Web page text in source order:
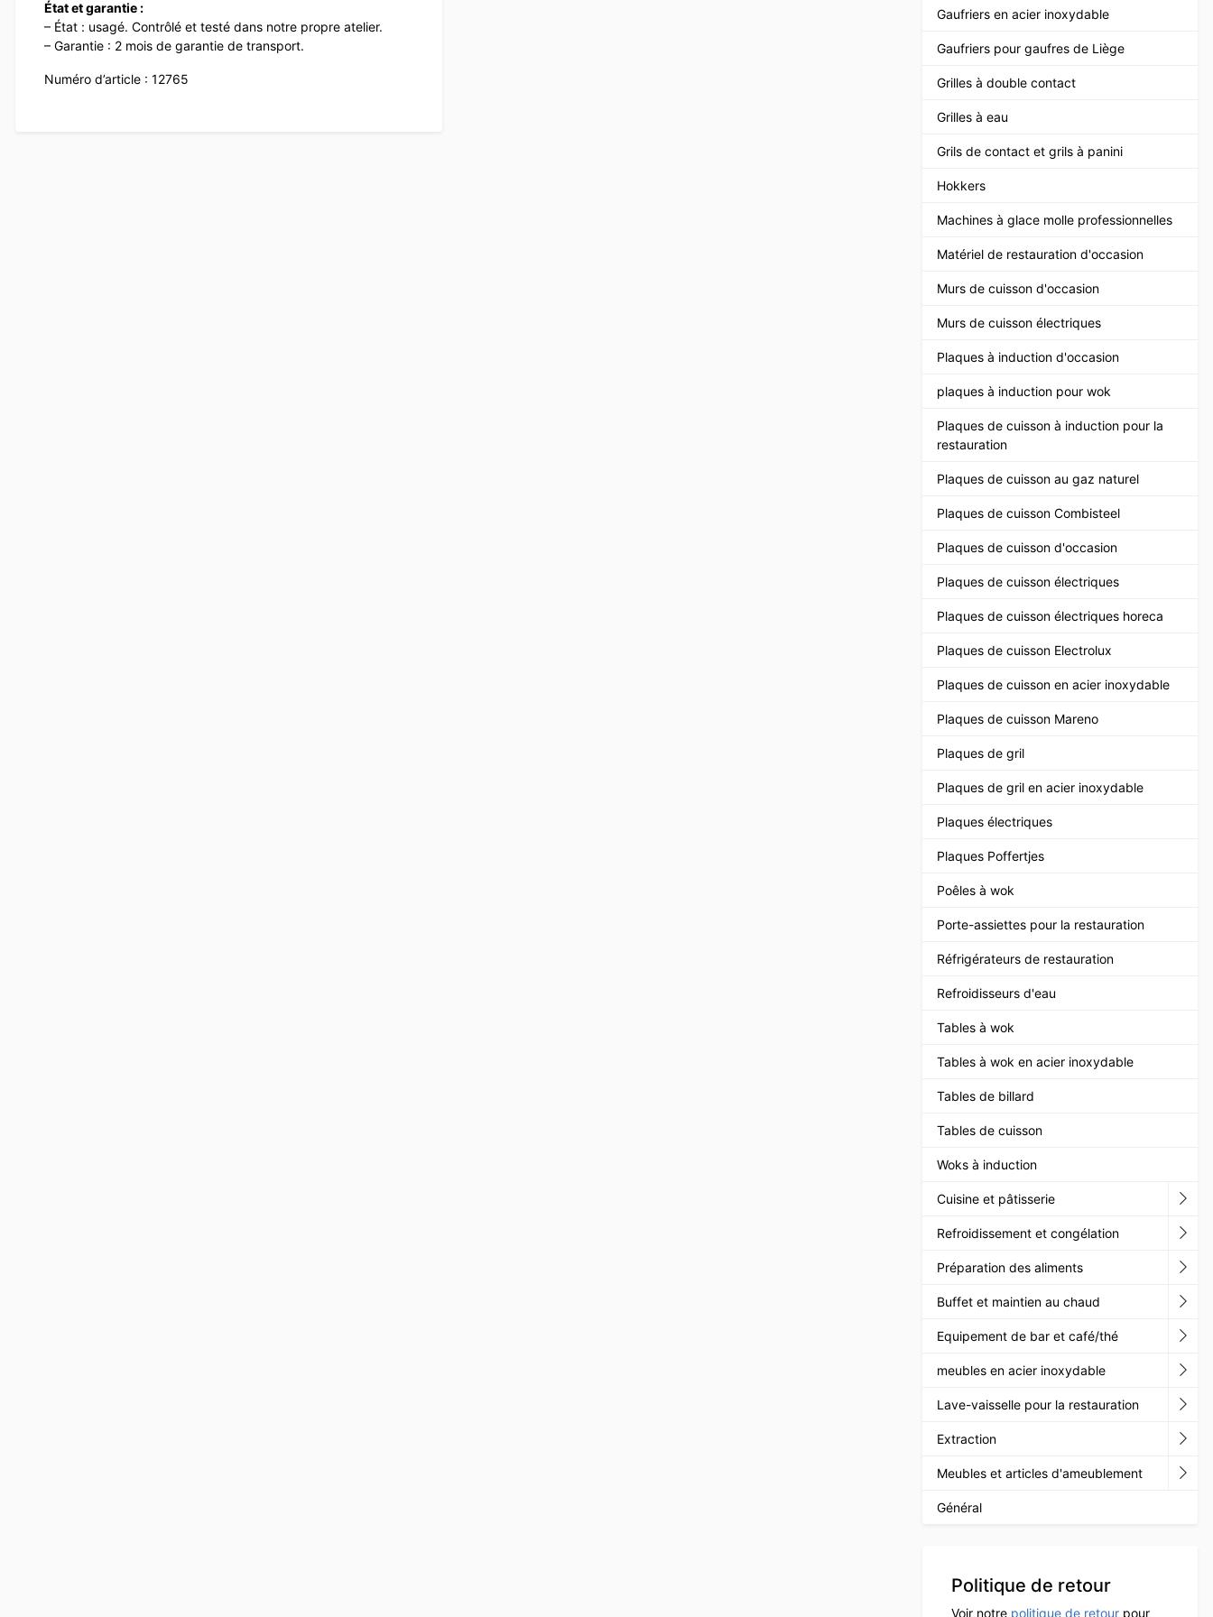
État et garantie :
– État : usagé. Contrôlé et testé dans notre propre atelier.
– Garantie : 2 mois de garantie de transport.
Numéro d’article : 12765
Gaufriers en acier inoxydable
Gaufriers pour gaufres de Liège
Grilles à double contact
Grilles à eau
Grils de contact et grils à panini
Hokkers
Machines à glace molle professionnelles
Matériel de restauration d'occasion
Murs de cuisson d'occasion
Murs de cuisson électriques
Plaques à induction d'occasion
plaques à induction pour wok
Plaques de cuisson à induction pour la
restauration
Plaques de cuisson au gaz naturel
Plaques de cuisson Combisteel
Plaques de cuisson d'occasion
Plaques de cuisson électriques
Plaques de cuisson électriques horeca
Plaques de cuisson Electrolux
Plaques de cuisson en acier inoxydable
Plaques de cuisson Mareno
Plaques de gril
Plaques de gril en acier inoxydable
Plaques électriques
Plaques Poffertjes
Poêles à wok
Porte-assiettes pour la restauration
Réfrigérateurs de restauration
Refroidisseurs d'eau
Tables à wok
Tables à wok en acier inoxydable
Tables de billard
Tables de cuisson
Woks à induction
Cuisine et pâtisserie
Refroidissement et congélation
Préparation des aliments
Buffet et maintien au chaud
Equipement de bar et café/thé
meubles en acier inoxydable
Lave-vaisselle pour la restauration
Extraction
Meubles et articles d'ameublement
Général
Politique de retour
Voir notre politique de retour pour